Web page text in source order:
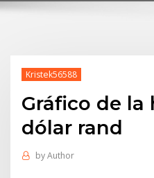
Kristek56588
Gráfico de la
dólar rand
byAuthor